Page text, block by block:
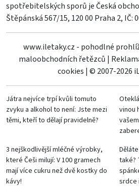
spotřebitelských sporů je Česká
Štěpánská 567/15, 120 00 Praha 2, IČ:
www.iletaky.cz - pohodlné
maloobchodních řetězců |
cookies | © 2007-2026
Játra nejvíce trpí kvůli tomuto
zvyku a alkohol to není: Jste mezi
těmi, kteří to dělají pravidelně?
vinou
3 nejškodlivější mléčné výrobky,
které Češi milují: V 100 gramech
mají více cukru než dvě kostky do
kávy!
také?
srdce